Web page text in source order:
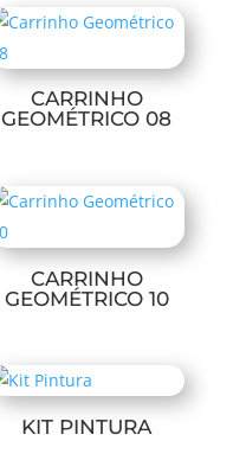
CARRINHO
GEOMÉTRICO 08
CARRINHO
GEOMÉTRICO 10
KIT PINTURA